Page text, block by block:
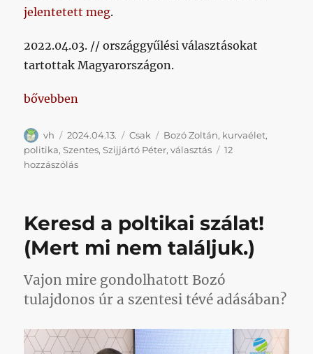
jelentetett meg.
2022.04.03. // országgyűlési választásokat
tartottak Magyarországon.
„Amikor Bozó a Honvéd kapcsán politikáról
bővebben
Szerző
vh Közzétéve
2024.04.13. Kategória
Csak Címke
Bozó Zoltán, kurvaélet,
politika,Szentes,Szijjártó Péter,választás
12
hozzászólásAmikor
kapcsán
politikáról
beszél,
könnyedén
túllép
című
Keresd a poltikai szálat!
(Mert mi nem találjuk.)
Vajon mire gondolhatott Bozó
tulajdonos úr a szentesi tévé adásában?